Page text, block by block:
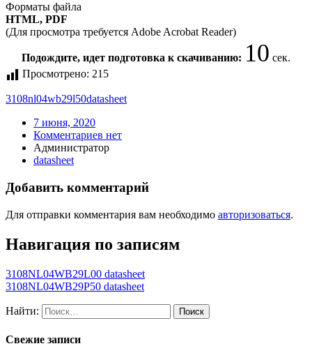
Форматы файла
HTML, PDF
(Для просмотра требуется Adobe Acrobat Reader)
Подождите, идет подготовка к скачиванию: 10 сек.
Просмотрено: 215
3108nl04wb29l50datasheet
7 июня, 2020
Комментариев нет
Администратор
datasheet
Добавить комментарий
Для отправки комментария вам необходимо авторизоваться.
Навигация по записям
3108NL04WB29L00 datasheet
3108NL04WB29P50 datasheet
Найти:
Свежие записи